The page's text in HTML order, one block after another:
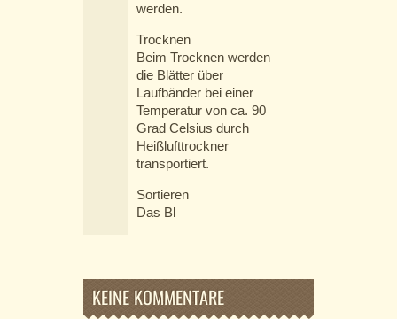
werden.
Trocknen
Beim Trocknen werden
die Blätter über
Laufbänder bei einer
Temperatur von ca. 90
Grad Celsius durch
Heißlufttrockner
transportiert.
Sortieren
Das Bl
KEINE KOMMENTARE